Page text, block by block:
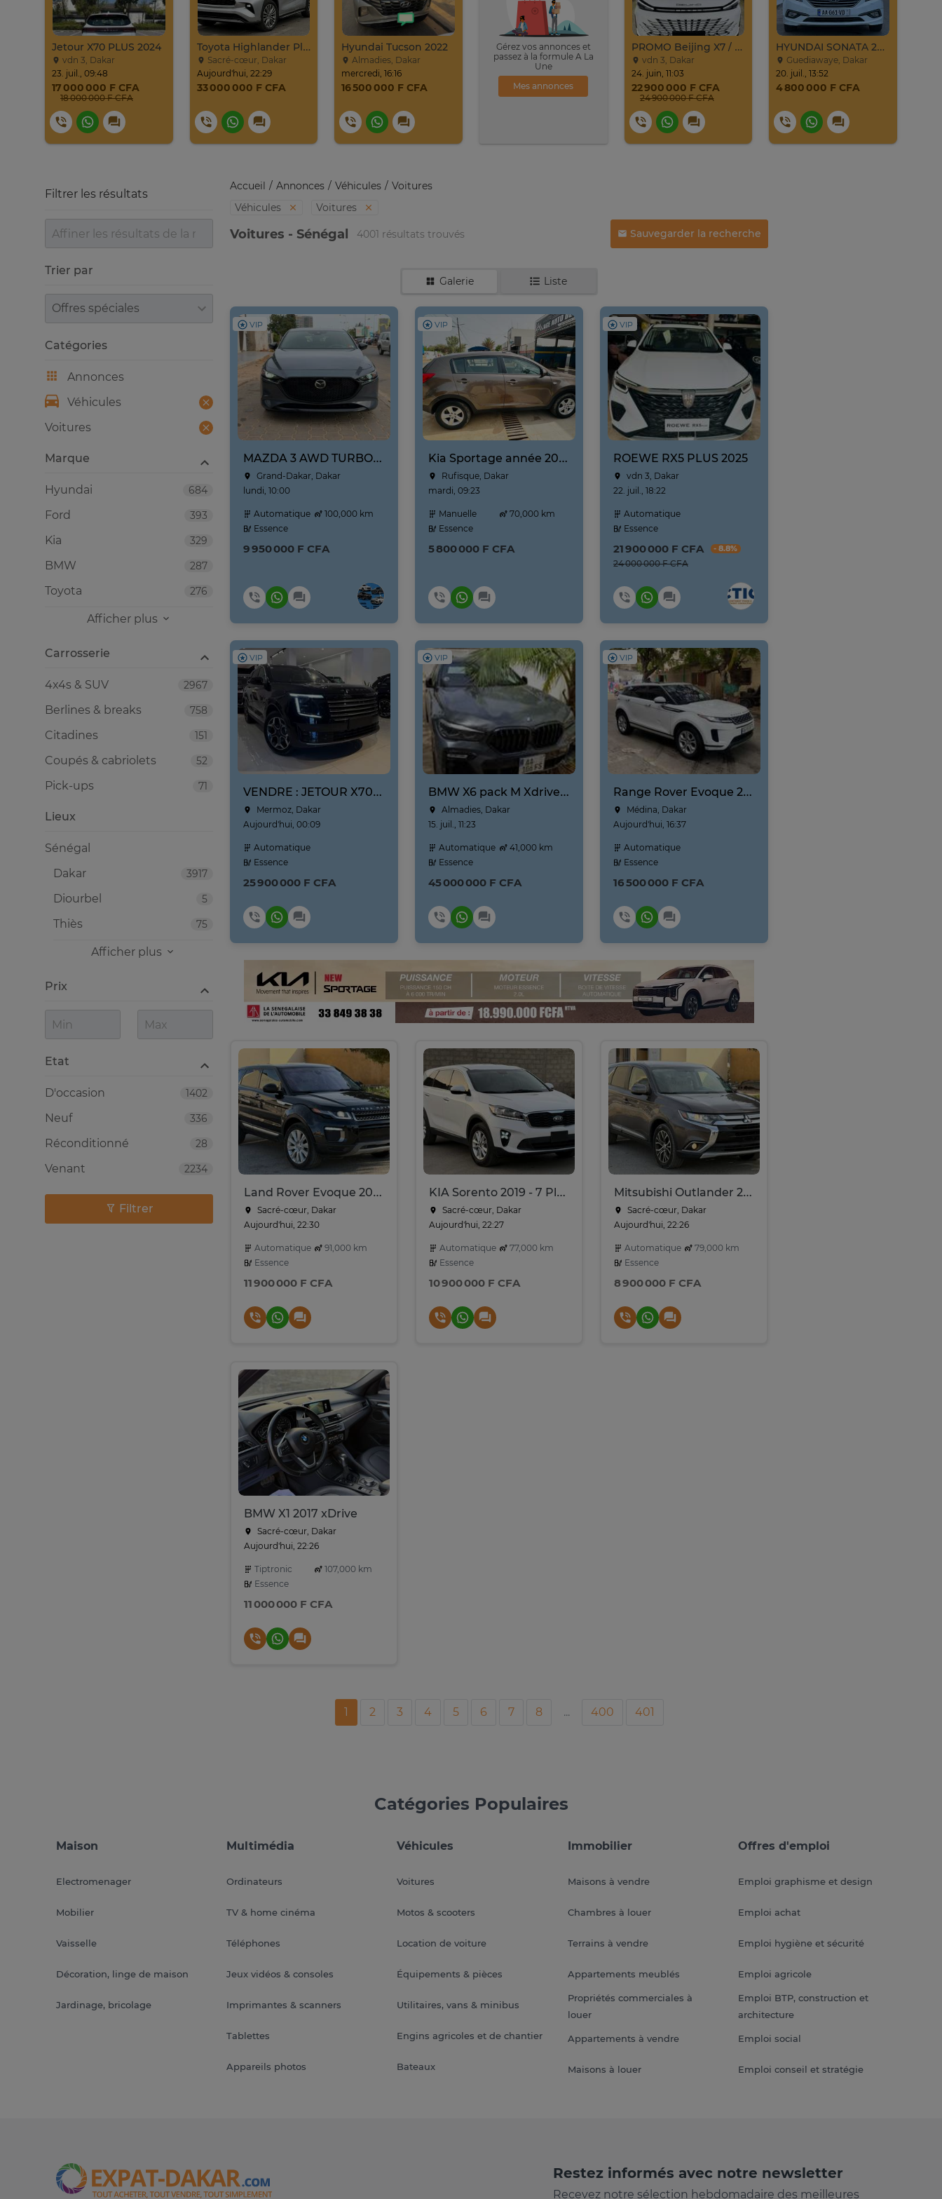
Jetour X70 PLUS 2024
vdn 3, Dakar
23. juil., 09:48
17 000 000 F CFA
18 000 000 F CFA
Toyota Highlander Platinium 2023
Sacré-cœur, Dakar
Aujourd'hui, 22:29
33 000 000 F CFA
Hyundai Tucson 2022
Almadies, Dakar
mercredi, 16:16
16 500 000 F CFA
Gérez vos annonces et
passez à la formule A La
Une
Mes annonces
PROMO Beijing X7 / 2025
vdn 3, Dakar
24. juin, 11:03
22 900 000 F CFA
24 900 000 F CFA
HYUNDAI SONATA 2016
Guediawaye, Dakar
20. juil., 13:52
4 800 000 F CFA
Accueil Annonces Véhicules
Voitures
Véhicules
Voitures
Voitures - Sénégal 4001 résultats trouvés Sauvegarder la recherche
Galerie Liste
VIP
MAZDA 3 AWD TURBO 2021
Grand-Dakar, Dakar
lundi, 10:00
Automatique
100,000 km
Essence
9 950 000 F CFA
VIP
Kia Sportage année 2025
Rufisque, Dakar
mardi, 09:23
Manuelle
70,000 km
Essence
5 800 000 F CFA
VIP
ROEWE RX5 PLUS 2025
vdn 3, Dakar
22. juil., 18:22
Automatique
Essence
21 900 000 F CFA - 8.8%
24 000 000 F CFA
VIP
VENDRE : JETOUR X70L NEUF NOUVEAU MODÈLE ANNE 2026
Mermoz, Dakar
Aujourd'hui, 00:09
Automatique
Essence
25 900 000 F CFA
VIP
BMW X6 pack M Xdrive 40i Année 2021-2022 prix négociable
Almadies, Dakar
15. juil., 11:23
Automatique
41,000 km
Essence
45 000 000 F CFA
VIP
Range Rover Evoque 2020
Médina, Dakar
Aujourd'hui, 16:37
Automatique
Essence
16 500 000 F CFA
Land Rover Evoque 2016
Sacré-cœur, Dakar
Aujourd'hui, 22:30
Automatique
91,000 km
Essence
11 900 000 F CFA
KIA Sorento 2019 - 7 Places
Sacré-cœur, Dakar
Aujourd'hui, 22:27
Automatique
77,000 km
Essence
10 900 000 F CFA
Mitsubishi Outlander 2016 - 7 Places
Sacré-cœur, Dakar
Aujourd'hui, 22:26
Automatique
79,000 km
Essence
8 900 000 F CFA
BMW X1 2017 xDrive
Sacré-cœur, Dakar
Aujourd'hui, 22:26
Tiptronic
107,000 km
Essence
11 000 000 F CFA
1 2 3 4 5 6 7 8 ... 400 401
Filtrer les résultats
Trier par
Trier par
Catégories
Annonces
Véhicules
Voitures
Lieux
Sénégal
3917
Dakar
5
Diourbel
75
Thiès
Afficher plus
Prix
Etat
1402
D'occasion
336
Neuf
28
Réconditionné
2234
Venant
Marque
684
Hyundai
393
Ford
329
Kia
287
BMW
276
Toyota
Afficher plus
Carrosserie
2967
4x4s & SUV
758
Berlines & breaks
151
Citadines
52
Coupés & cabriolets
71
Pick-ups
Filtrer
Catégories Populaires
Maison
Electromenager
Mobilier
Vaisselle
Décoration, linge de maison
Jardinage, bricolage
Multimédia
Ordinateurs
TV & home cinéma
Téléphones
Jeux vidéos & consoles
Imprimantes & scanners
Tablettes
Appareils photos
Véhicules
Voitures
Motos & scooters
Location de voiture
Équipements & pièces
Utilitaires, vans & minibus
Engins agricoles et de chantier
Bateaux
Immobilier
Maisons à vendre
Chambres à louer
Terrains à vendre
Appartements meublés
Propriétés commerciales à
louer
Appartements à vendre
Maisons à louer
Offres d'emploi
Emploi graphisme et design
Emploi achat
Emploi hygiène et sécurité
Emploi agricole
Emploi BTP, construction et
architecture
Emploi social
Emploi conseil et stratégie
Restez informés avec notre newsletter
Recevez notre sélection hebdomadaire des meilleures